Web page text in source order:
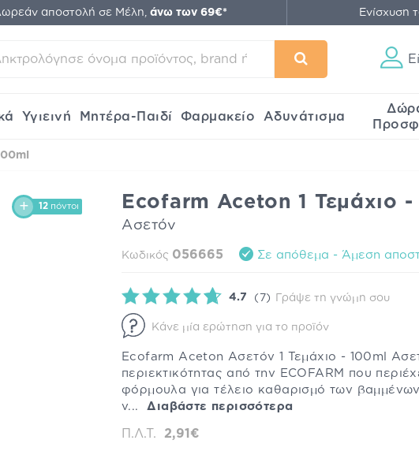
αποστολή σε Μέλη, άνω των 69€* Ενίσχυση
Υγιεινή Μητέρα-Παιδί Φαρμακείο Αδυνάτισμα
12 πόντοι Ecofarm Aceton 1 Τεμάχιο -
Ασετόν
Κωδικός 056665 Σε απόθεμα - Άμεση
4.7 (7) Γράψε τη γνώμη σου
Κάνε μία ερώτηση για το προϊόν
Ecofarm Aceton Ασετόν 1 Τεμάχιο - 100ml
περιεκτικότητας από την ECOFARM που
φόρμουλα για τέλειο καθαρισμό των
ν...Διαβάστε περισσότερα
Π.Λ.Τ. 2,91€